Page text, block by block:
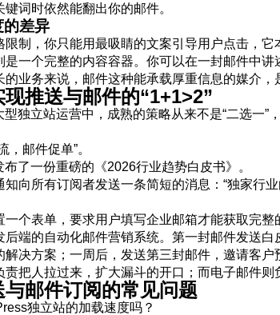
词时依然能翻出你的邮件。
的差异
制，你只能用最吸睛的文案引导用户点击，
一个完整的内容容器。你可以在一封邮件中
业务来说，邮件这种能承载厚重信息的媒介，
推送与邮件的“1+1>2”
独立站运营中，成熟的策略从来不是“二选一”
，邮件促单”。
了一份重磅的《2026行业趋势白皮书》。
向所有订阅者发送一条简短的消息：“独家行
个表单，要求用户填写企业邮箱才能获取完整
端的自动化邮件营销系统。第一封邮件发送
决方案；一周后，发送第三封邮件，邀请客户
把人拉过来，扩大漏斗的开口；而电子邮件
邮件订阅的常见问题
独立站的加载速度吗？